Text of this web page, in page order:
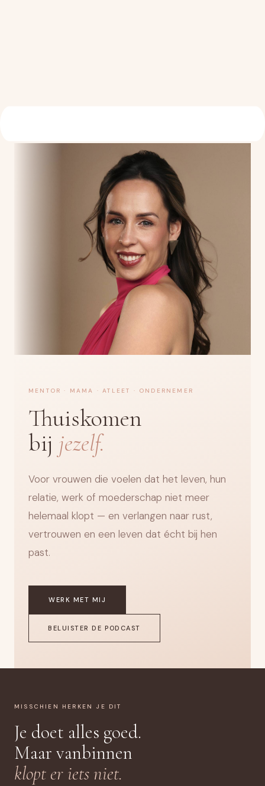
MENTOR · MAMA · ATLEET · ONDERNEMER
Thuiskomen
bij jezelf.
Voor vrouwen die voelen dat het leven, hun
relatie, werk of moederschap niet meer
helemaal klopt — en verlangen naar rust,
vertrouwen en een leven dat écht bij hen
past.
WERK MET MIJ
BELUISTER DE PODCAST
MISSCHIEN HERKEN JE DIT
Je doet alles goed.
Maar vanbinnen
klopt er iets niet.